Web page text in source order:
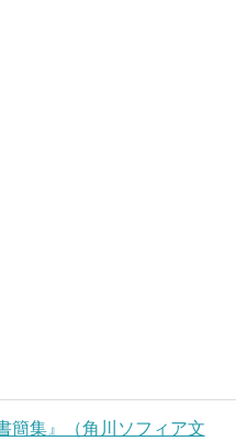
簡集』（角川ソフィア文